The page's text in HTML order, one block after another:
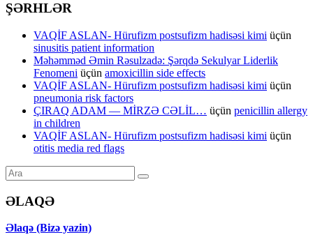
ŞƏRHLƏR
VAQİF ASLAN- Hürufizm postsufizm hadisəsi kimi üçün
sinusitis patient information
Məhəmməd Əmin Rəsulzadə: Şərqdə Sekulyar Liderlik
Fenomeni üçün amoxicillin side effects
VAQİF ASLAN- Hürufizm postsufizm hadisəsi kimi üçün
pneumonia risk factors
ÇIRAQ ADAM — MİRZƏ CƏLİL… üçün penicillin allergy
in children
VAQİF ASLAN- Hürufizm postsufizm hadisəsi kimi üçün
otitis media red flags
ƏLAQƏ
Əlaqə (Bizə yazin)